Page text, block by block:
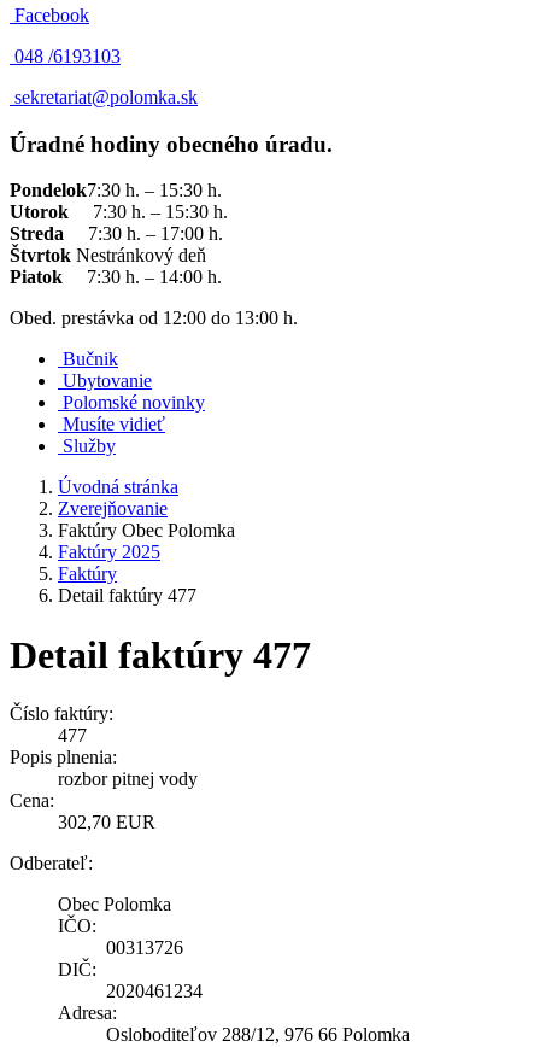
Facebook
048 /6193103
sekretariat@polomka.sk
Úradné hodiny obecného úradu.
Pondelok7:30 h. – 15:30 h.
Utorok 7:30 h. – 15:30 h.
Streda 7:30 h. – 17:00 h.
Štvrtok Nestránkový deň
Piatok
7:30 h. – 14:00 h.
Obed. prestávka od 12:00 do 13:00 h.
Bučnik
Ubytovanie
Polomské novinky
Musíte vidieť
Služby
Úvodná stránka
Zverejňovanie
Faktúry Obec Polomka
Faktúry 2025
Faktúry
Detail faktúry 477
Detail faktúry 477
Číslo faktúry:
477
Popis plnenia:
rozbor pitnej vody
Cena:
302,70 EUR
Odberateľ:
Obec Polomka
IČO:
00313726
DIČ:
2020461234
Adresa:
Osloboditeľov 288/12, 976 66 Polomka